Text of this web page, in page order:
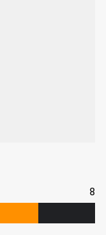
8